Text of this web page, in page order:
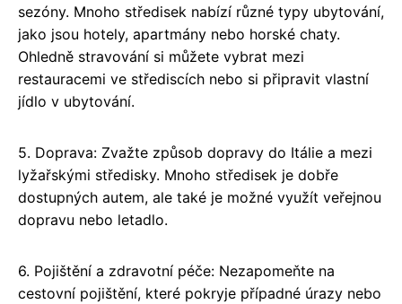
sezóny. Mnoho středisek nabízí různé typy ubytování,
jako jsou hotely, apartmány nebo horské chaty.
Ohledně stravování si můžete vybrat mezi
restauracemi ve střediscích nebo si připravit vlastní
jídlo v ubytování.
5. Doprava: Zvažte způsob dopravy do Itálie a mezi
lyžařskými středisky. Mnoho středisek je dobře
dostupných autem, ale také je možné využít veřejnou
dopravu nebo letadlo.
6. Pojištění a zdravotní péče: Nezapomeňte na
cestovní pojištění, které pokryje případné úrazy nebo